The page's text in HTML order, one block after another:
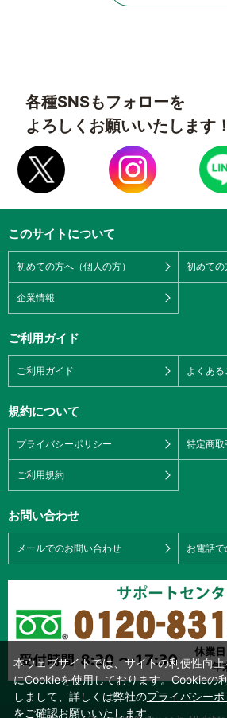
各種SNSもフォローを
よろしくお願いいたします！
このサイトについて
初めての方へ（個人の方） 初めての
企業情報
ご利用ガイド
ご利用ガイド よくあ
規約について
プライバシーポリシー 特定商
ご利用規約
お問い合わせ
メールでのお問い合わせ お電話
本ウェブサイトでは、サイトの利便性向
にCookieを使用しております。Cookieの
しまして、詳しくは弊社のプライバシーポ
をご確認お願いいたします。